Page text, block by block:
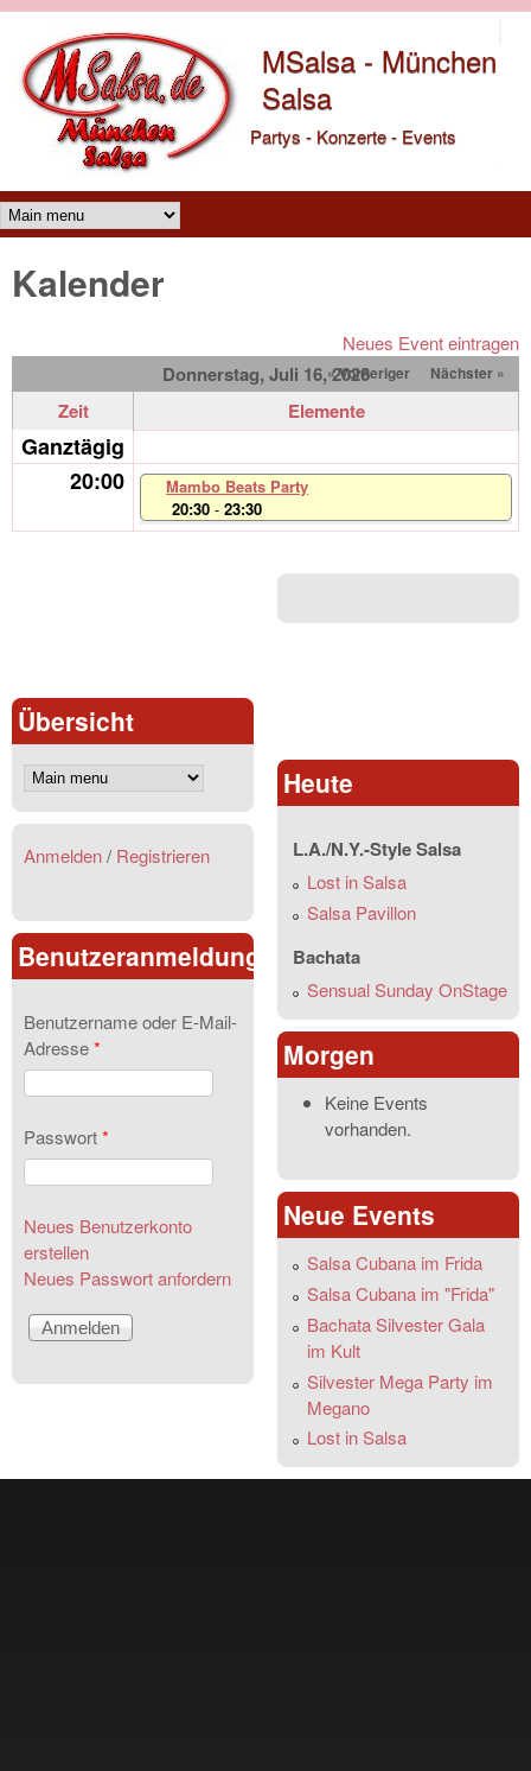
MSalsa - München
Salsa
Partys - Konzerte - Events
Main menu
Kalender
Neues Event eintragen
Donnerstag, Juli 16, 2026« Vorheriger Nächster »
Zeit Elemente
Ganztägig
20:00
Mambo Beats Party
20:30 -23:30
Übersicht
Anmelden/ Registrieren
Benutzeranmeldung
Benutzername oder E-Mail-
Adresse*
Passwort*
Neues Benutzerkonto
erstellen
Neues Passwort anfordern
Heute
L.A./N.Y.-Style Salsa
Lost in Salsa
Salsa Pavillon
Bachata
Sensual Sunday OnStage
Morgen
Keine Events
vorhanden.
Neue Events
Salsa Cubana im Frida
Salsa Cubana im "Frida"
Bachata Silvester Gala
im Kult
Silvester Mega Party im
Megano
Lost in Salsa